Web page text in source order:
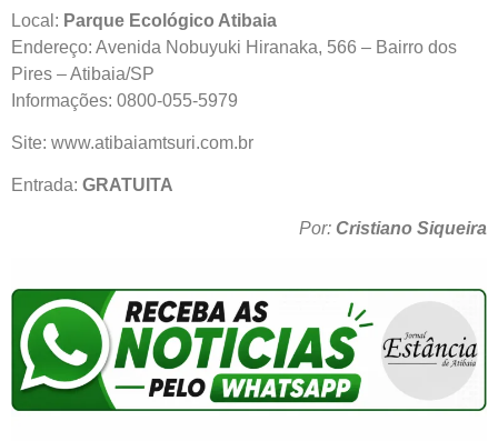
Local: Parque Ecológico Atibaia
Endereço: Avenida Nobuyuki Hiranaka, 566 – Bairro dos
Pires – Atibaia/SP
Informações: 0800-055-5979
Site: www.atibaiamtsuri.com.br
Entrada: GRATUITA
Por: Cristiano Siqueira